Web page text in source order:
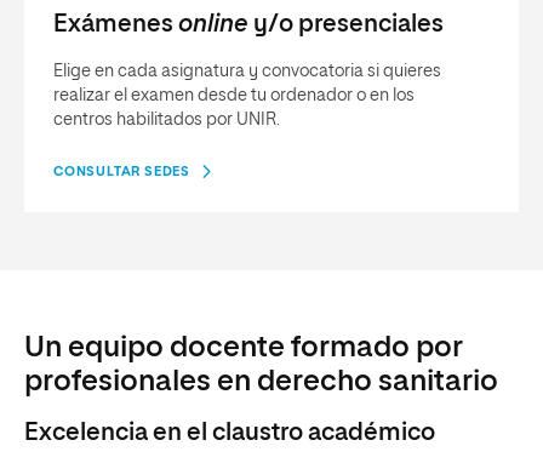
Exámenes online y/o presenciales
Elige en cada asignatura y convocatoria si quieres
realizar el examen desde tu ordenador o en los
centros habilitados por UNIR.
CONSULTAR SEDES
Un equipo docente formado por
profesionales en derecho sanitario
Excelencia en el claustro académico